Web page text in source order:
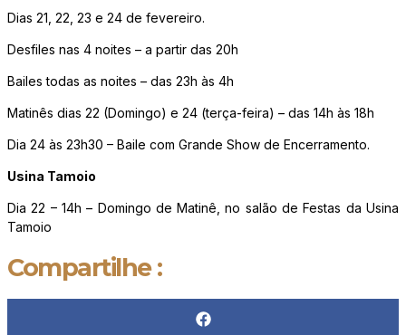
Dias 21, 22, 23 e 24 de fevereiro.
Desfiles nas 4 noites – a partir das 20h
Bailes todas as noites – das 23h às 4h
Matinês dias 22 (Domingo) e 24 (terça-feira) – das 14h às 18h
Dia 24 às 23h30 – Baile com Grande Show de Encerramento.
Usina Tamoio
Dia 22 – 14h – Domingo de Matinê, no salão de Festas da Usina
Tamoio
Compartilhe :